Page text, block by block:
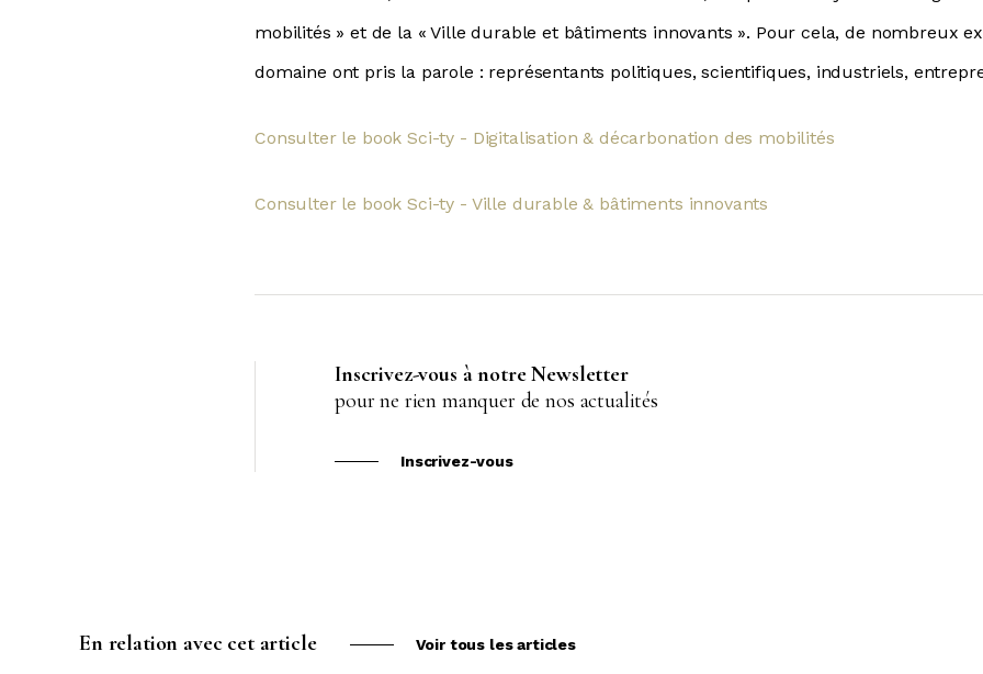
mobilités » et de la « Ville durable et bâtiments innovants ». Pour cela, de nombreux
domaine ont pris la parole : représentants politiques, scientifiques, industriels,
Consulter le book Sci-ty - Digitalisation & décarbonation des mobilités
Consulter le book Sci-ty - Ville durable & bâtiments innovants
Inscrivez-vous à notre Newsletter
pour ne rien manquer de nos actualités
Inscrivez-vous
En relation avec cet article Voir tous les articles